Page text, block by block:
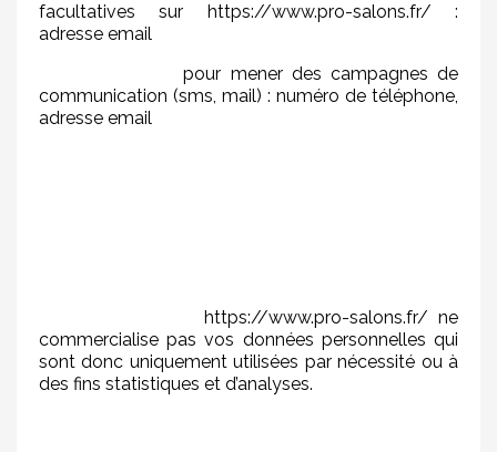
facultatives sur https://www.pro-salons.fr/ :
adresse email
pour mener des campagnes de
communication (sms, mail) : numéro de téléphone,
adresse email
https://www.pro-salons.fr/ ne
commercialise pas vos données personnelles qui
sont donc uniquement utilisées par nécessité ou à
des fins statistiques et d’analyses.